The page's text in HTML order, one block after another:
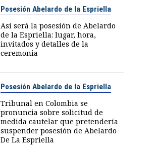
Posesión Abelardo de la Espriella
Así será la posesión de Abelardo
de la Espriella: lugar, hora,
invitados y detalles de la
ceremonia
Posesión Abelardo de la Espriella
Tribunal en Colombia se
pronuncia sobre solicitud de
medida cautelar que pretendería
suspender posesión de Abelardo
De La Espriella